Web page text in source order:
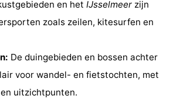
en het IJsselmeer zijn
zoals zeilen, kitesurfen en
De duingebieden en bossen achter
voor wandel- en fietstochten, met
uitzichtpunten.